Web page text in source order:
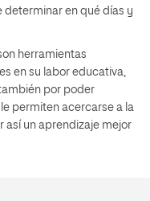
determinar en qué días y
herramientas
en su labor educativa,
por poder
permiten acercarse a la
así un aprendizaje mejor